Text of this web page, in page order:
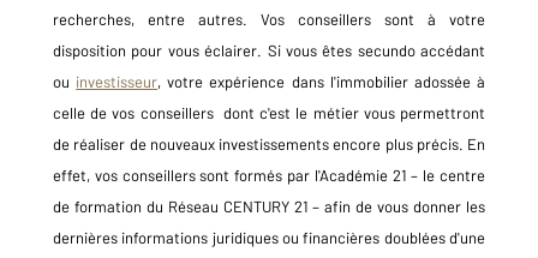
recherches, entre autres. Vos conseillers sont à votre
disposition pour vous éclairer. Si vous êtes secundo accédant
ou investisseur, votre expérience dans l'immobilier adossée à
celle de vos conseillers dont c'est le métier vous permettront
de réaliser de nouveaux investissements encore plus précis. En
effet, vos conseillers sont formés par l'Académie 21 – le centre
de formation du Réseau CENTURY 21 – afin de vous donner les
dernières informations juridiques ou financières doublées d'une